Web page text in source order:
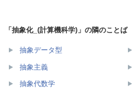
「抽象化_(計算機科学)」の隣のことば
抽象データ型
抽象主義
抽象代数学